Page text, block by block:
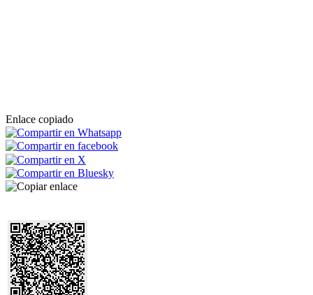
Enlace copiado